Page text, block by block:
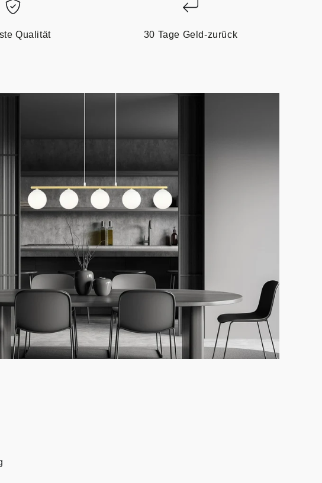
Qualität 30 Tage Geld-zurück